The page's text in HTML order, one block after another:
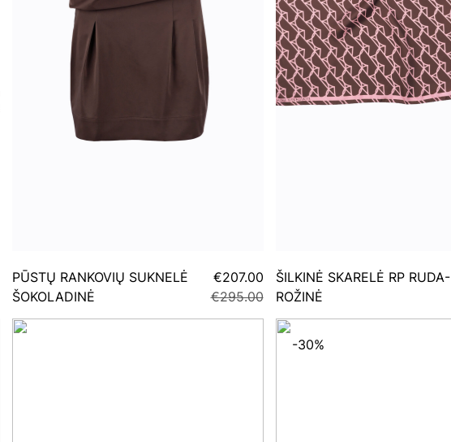
PŪSTŲ RANKOVIŲ SUKNELĖ
ŠOKOLADINĖ
€207.00
€295.00
ŠILKINĖ SKARELĖ RP RUDA-
ROŽINĖ
-30%